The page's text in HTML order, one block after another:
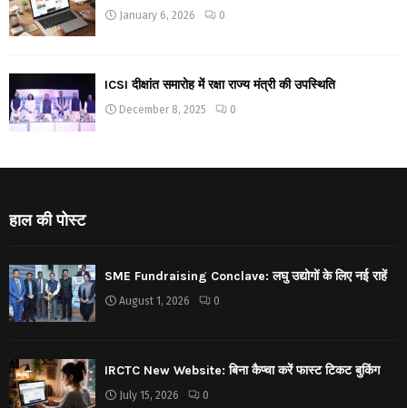
January 6, 2026 0
ICSI दीक्षांत समारोह में रक्षा राज्य मंत्री की उपस्थिति
December 8, 2025 0
हाल की पोस्ट
SME Fundraising Conclave: लघु उद्योगों के लिए नई राहें
August 1, 2026 0
IRCTC New Website: बिना कैप्चा करें फास्ट टिकट बुकिंग
July 15, 2026 0